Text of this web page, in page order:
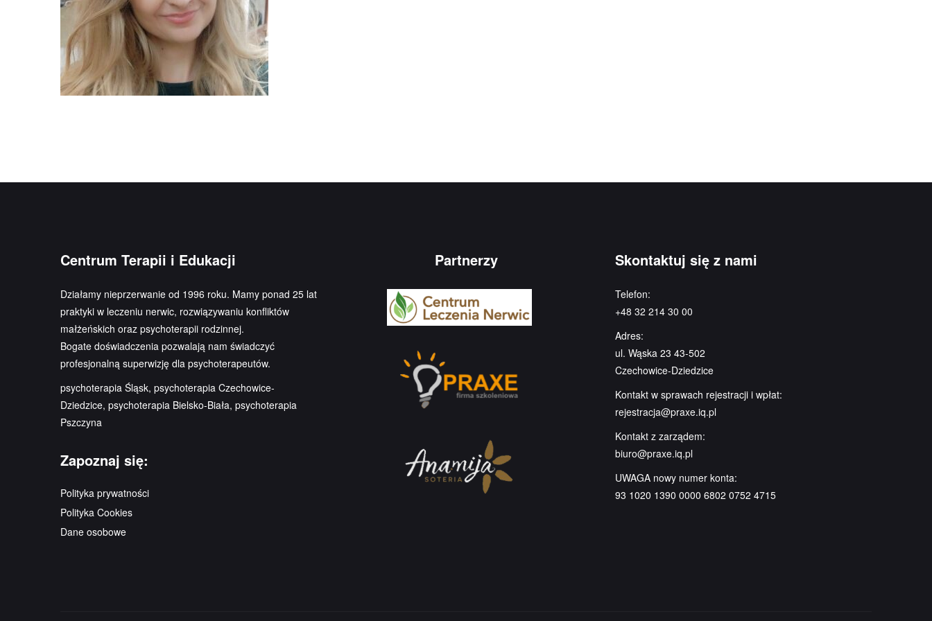
Centrum Terapii i Edukacji
Działamy nieprzerwanie od 1996 roku. Mamy ponad 25 lat
praktyki w leczeniu nerwic, rozwiązywaniu konfliktów
małżeńskich oraz psychoterapii rodzinnej.
Bogate doświadczenia pozwalają nam świadczyć
profesjonalną superwizję dla psychoterapeutów.
psychoterapia Śląsk, psychoterapia Czechowice-
Dziedzice, psychoterapia Bielsko-Biała, psychoterapia
Pszczyna
Zapoznaj się:
Polityka prywatności
Polityka Cookies
Dane osobowe
Partnerzy Skontaktuj się z nami
Telefon:
+48 32 214 30 00
Adres:
ul. Wąska 23 43-502
Czechowice-Dziedzice
Kontakt w sprawach rejestracji i wpłat:
rejestracja@praxe.iq.pl
Kontakt z zarządem:
biuro@praxe.iq.pl
UWAGA nowy numer konta:
93 1020 1390 0000 6802 0752 4715